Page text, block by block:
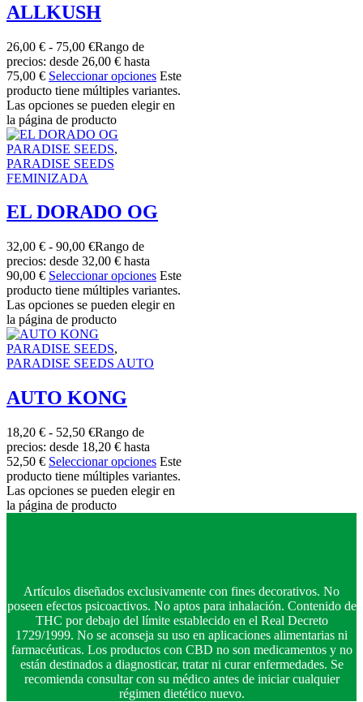
ALLKUSH
26,00 € - 75,00 €Rango de
precios: desde 26,00 € hasta
75,00 € Seleccionar opciones Este
producto tiene múltiples variantes.
Las opciones se pueden elegir en
la página de producto
PARADISE SEEDS,
PARADISE SEEDS
FEMINIZADA
EL DORADO OG
32,00 € - 90,00 €Rango de
precios: desde 32,00 € hasta
90,00 € Seleccionar opciones Este
producto tiene múltiples variantes.
Las opciones se pueden elegir en
la página de producto
PARADISE SEEDS,
PARADISE SEEDS AUTO
AUTO KONG
18,20 € - 52,50 €Rango de
precios: desde 18,20 € hasta
52,50 € Seleccionar opciones Este
producto tiene múltiples variantes.
Las opciones se pueden elegir en
la página de producto
Artículos diseñados exclusivamente con fines decorativos. No
poseen efectos psicoactivos. No aptos para inhalación. Contenido de
THC por debajo del límite establecido en el Real Decreto
1729/1999. No se aconseja su uso en aplicaciones alimentarias ni
farmacéuticas. Los productos con CBD no son medicamentos y no
están destinados a diagnosticar, tratar ni curar enfermedades. Se
recomienda consultar con su médico antes de iniciar cualquier
régimen dietético nuevo.